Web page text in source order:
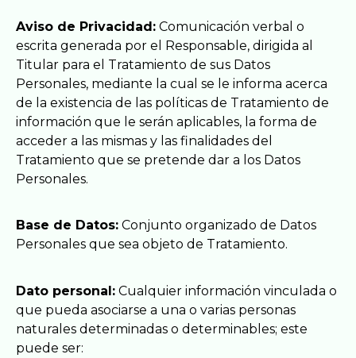
Aviso de Privacidad: Comunicación verbal o
escrita generada por el Responsable, dirigida al
Titular para el Tratamiento de sus Datos
Personales, mediante la cual se le informa acerca
de la existencia de las políticas de Tratamiento de
información que le serán aplicables, la forma de
acceder a las mismas y las finalidades del
Tratamiento que se pretende dar a los Datos
Personales.
Base de Datos: Conjunto organizado de Datos
Personales que sea objeto de Tratamiento.
Dato personal: Cualquier información vinculada o
que pueda asociarse a una o varias personas
naturales determinadas o determinables; este
puede ser: